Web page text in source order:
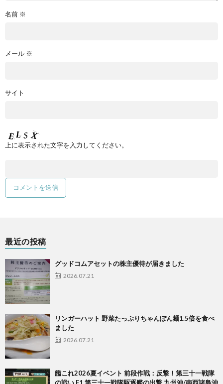
名前 ※
メール ※
サイト
上に表示された文字を入力してください。
最近の投稿
グッドコムアセットの株主優待が届きました
2026.07.21
リンガーハット 野菜たっぷりちゃんぽん麺1.5倍を食べ
ました
2026.07.21
艦これ2026夏イベント 前段作戦：反撃！第三十一戦隊